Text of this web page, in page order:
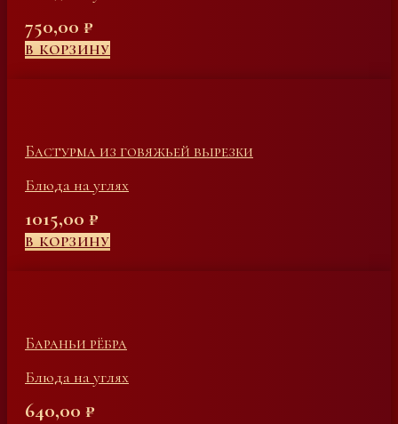
750,00 ₽
В КОРЗИНУ
Бастурма из говяжьей вырезки
Блюда на углях
1015,00 ₽
В КОРЗИНУ
Бараньи рёбра
Блюда на углях
640,00 ₽